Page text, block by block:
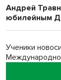
Андрей
юбилейным
Ученики